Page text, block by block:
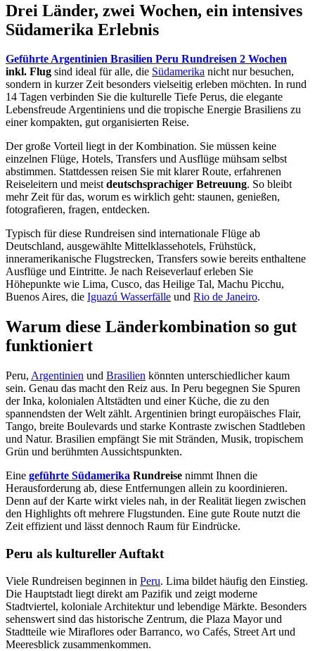
Drei Länder, zwei Wochen, ein intensives
Südamerika Erlebnis
Geführte Argentinien Brasilien Peru Rundreisen 2 Wochen
inkl. Flug sind ideal für alle, die Südamerika nicht nur besuchen,
sondern in kurzer Zeit besonders vielseitig erleben möchten. In rund
14 Tagen verbinden Sie die kulturelle Tiefe Perus, die elegante
Lebensfreude Argentiniens und die tropische Energie Brasiliens zu
einer kompakten, gut organisierten Reise.
Der große Vorteil liegt in der Kombination. Sie müssen keine
einzelnen Flüge, Hotels, Transfers und Ausflüge mühsam selbst
abstimmen. Stattdessen reisen Sie mit klarer Route, erfahrenen
Reiseleitern und meistdeutschsprachiger Betreuung. So bleibt
mehr Zeit für das, worum es wirklich geht: staunen, genießen,
fotografieren, fragen, entdecken.
Typisch für diese Rundreisen sind internationale Flüge ab
Deutschland, ausgewählte Mittelklassehotels, Frühstück,
inneramerikanische Flugstrecken, Transfers sowie bereits enthaltene
Ausflüge und Eintritte. Je nach Reiseverlauf erleben Sie
Höhepunkte wie Lima, Cusco, das Heilige Tal, Machu Picchu,
Buenos Aires, die Iguazú Wasserfälle und Rio de Janeiro.
Warum diese Länderkombination so gut
funktioniert
Peru, Argentinien und Brasilien könnten unterschiedlicher kaum
sein. Genau das macht den Reiz aus. In Peru begegnen Sie Spuren
der Inka, kolonialen Altstädten und einer Küche, die zu den
spannendsten der Welt zählt. Argentinien bringt europäisches Flair,
Tango, breite Boulevards und starke Kontraste zwischen Stadtleben
und Natur. Brasilien empfängt Sie mit Stränden, Musik, tropischem
Grün und berühmten Aussichtspunkten.
Eine geführte Südamerika Rundreise nimmt Ihnen die
Herausforderung ab, diese Entfernungen allein zu koordinieren.
Denn auf der Karte wirkt vieles nah, in der Realität liegen zwischen
den Highlights oft mehrere Flugstunden. Eine gute Route nutzt die
Zeit effizient und lässt dennoch Raum für Eindrücke.
Peru als kultureller Auftakt
Viele Rundreisen beginnen in Peru. Lima bildet häufig den Einstieg.
Die Hauptstadt liegt direkt am Pazifik und zeigt moderne
Stadtviertel, koloniale Architektur und lebendige Märkte. Besonders
sehenswert sind das historische Zentrum, die Plaza Mayor und
Stadtteile wie Miraflores oder Barranco, wo Cafés, Street Art und
Meeresblick zusammenkommen.